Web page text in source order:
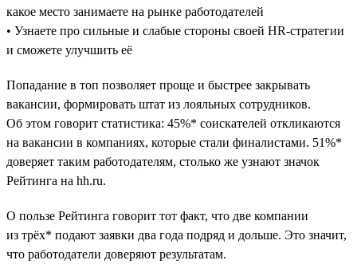
какое место занимаете на рынке работодателей
• Узнаете про сильные и слабые стороны своей HR-стратегии
и сможете улучшить её
Попадание в топ позволяет проще и быстрее закрывать
вакансии, формировать штат из лояльных сотрудников.
Об этом говорит статистика: 45%* соискателей откликаются
на вакансии в компаниях, которые стали финалистами. 51%*
доверяет таким работодателям, столько же узнают значок
Рейтинга на hh.ru.
О пользе Рейтинга говорит тот факт, что две компании
из трёх* подают заявки два года подряд и дольше. Это значит,
что работодатели доверяют результатам.